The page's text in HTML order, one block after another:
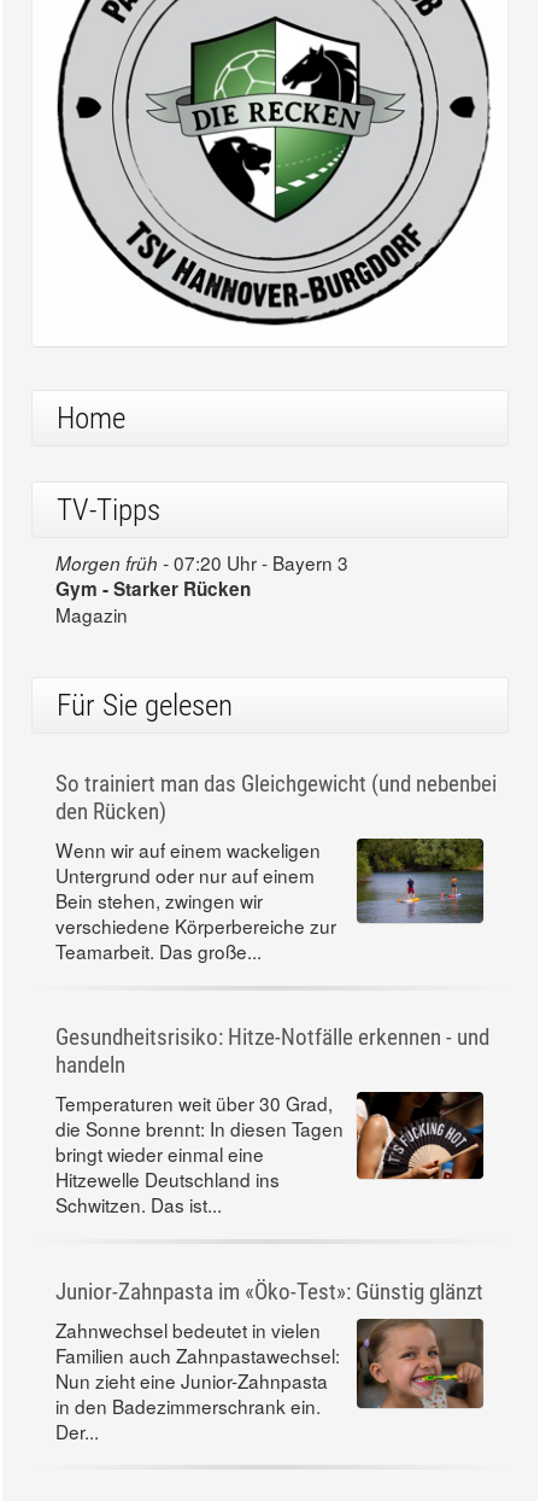
Home
TV-Tipps
Morgen früh -07:20 Uhr - Bayern 3
Gym - Starker Rücken
Magazin
Für Sie gelesen
So trainiert man das Gleichgewicht (und nebenbei
den Rücken)
Wenn wir auf einem wackeligen
Untergrund oder nur auf einem
Bein stehen, zwingen wir
verschiedene Körperbereiche zur
Teamarbeit. Das große...
Gesundheitsrisiko: Hitze-Notfälle erkennen - und
handeln
Temperaturen weit über 30 Grad,
die Sonne brennt: In diesen Tagen
bringt wieder einmal eine
Hitzewelle Deutschland ins
Schwitzen. Das ist...
Junior-Zahnpasta im «Öko-Test»: Günstig glänzt
Zahnwechsel bedeutet in vielen
Familien auch Zahnpastawechsel:
Nun zieht eine Junior-Zahnpasta
in den Badezimmerschrank ein.
Der...